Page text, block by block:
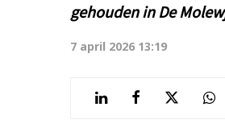
gehouden in De
7 april 2026 13:19